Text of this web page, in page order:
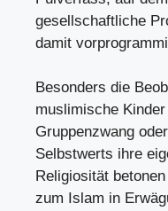
gesellschaftliche
damit
Besonders die
muslimische Kinder
Gruppenzwang
Selbstwerts ihre
Religiosität
zum Islam in